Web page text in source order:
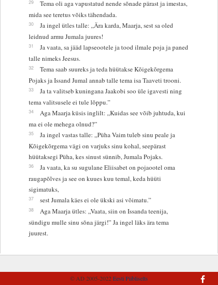
29
Tema oli aga vapustatud nende sõnade pärast ja imestas,
mida see teretus võiks tähendada.
30
Ja ingel ütles talle: „Ära karda, Maarja, sest sa oled
leidnud armu Jumala juures!
31
Ja vaata, sa jääd lapseootele ja tood ilmale poja ja paned
talle nimeks Jeesus.
32
Tema saab suureks ja teda hüütakse Kõigekõrgema
Pojaks ja Issand Jumal annab talle tema isa Taaveti trooni.
33
Ja ta valitseb kuningana Jaakobi soo üle igavesti ning
tema valitsusele ei tule lõppu.”
34
Aga Maarja küsis inglilt: „Kuidas see võib juhtuda, kui
ma ei ole mehega olnud?”
35
Ja ingel vastas talle: „Püha Vaim tuleb sinu peale ja
Kõigekõrgema vägi on varjuks sinu kohal, seepärast
hüütaksegi Püha, kes sinust sünnib, Jumala Pojaks.
36
Ja vaata, ka su sugulane Eliisabet on pojaootel oma
raugapõlves ja see on kuues kuu temal, keda hüüti
sigimatuks,
37 sest Jumala käes ei ole ükski asi võimatu.”
38
Aga Maarja ütles: „Vaata, siin on Issanda teenija,
sündigu mulle sinu sõna järgi!” Ja ingel läks ära tema
juurest.
© AD 2005-2022Eesti Piibliselts